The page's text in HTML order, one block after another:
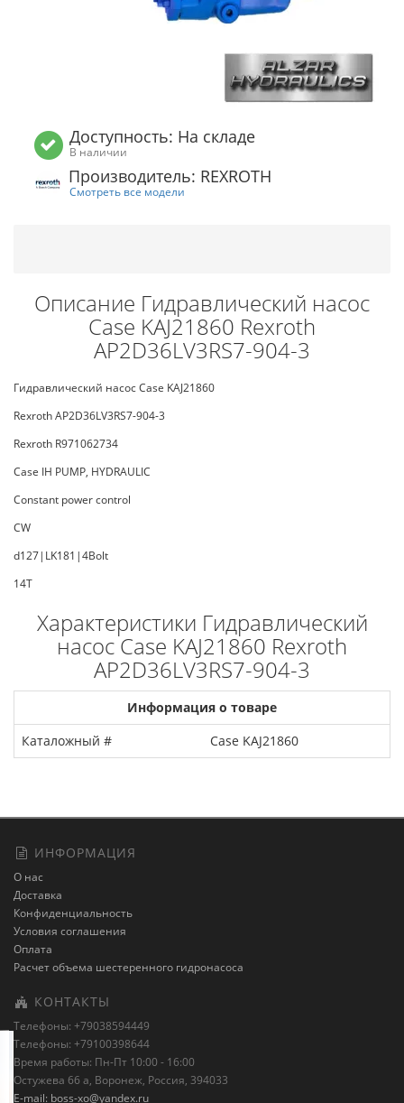
Доступность: На складе
В наличии
Производитель: REXROTH
Смотреть все модели
Описание Гидравлический насос
Case KAJ21860 Rexroth
AP2D36LV3RS7-904-3
Гидравлический насос Case KAJ21860
Rexroth AP2D36LV3RS7-904-3
Rexroth R971062734
Case IH PUMP, HYDRAULIC
Constant power control
CW
d127|LK181|4Bolt
14T
Характеристики Гидравлический
насос Case KAJ21860 Rexroth
AP2D36LV3RS7-904-3
Информация о товаре
Каталожный #
Case KAJ21860
ИНФОРМАЦИЯ
О нас
Доставка
Конфиденциальность
Условия соглашения
Оплата
Расчет объема шестеренного гидронасоса
КОНТАКТЫ
Телефоны: +79038594449
Телефоны: +79100398644
Время работы: Пн-Пт 10:00 - 16:00
Остужева 66 а, Воронеж, Россия, 394033
E-mail: boss-xo@yandex.ru